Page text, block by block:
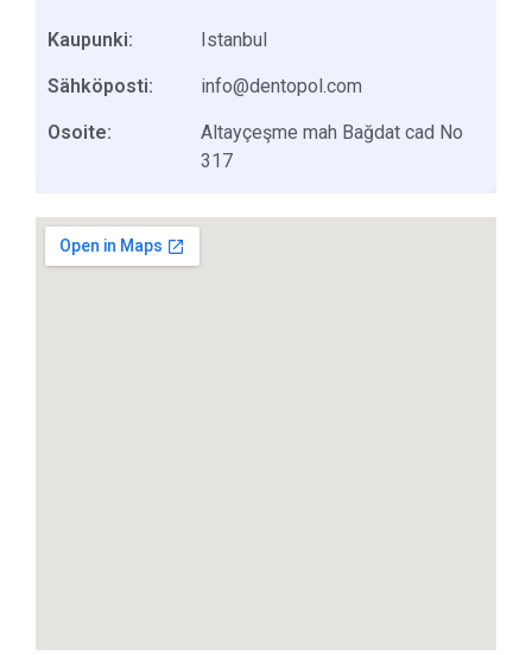
Kaupunki:
Sähköposti:
Osoite:
Istanbul
info@dentopol.com
Altayçeşme mah Bağdat cad No
317